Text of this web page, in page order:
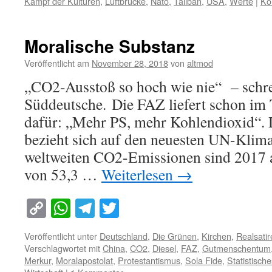
Moralische Substanz
Veröffentlicht am November 28, 2018von altmod
„CO2-Ausstoß so hoch wie nie“ –
Süddeutsche. Die FAZ liefert schon
dafür: „Mehr PS, mehr Kohlendioxid“.
bezieht sich auf den neuesten UN-
weltweiten CO2-Emissionen sind 2017
von 53,3 … Weiterlesen →
Copy
Link
WhatsApp
Telegram
Veröffentlicht unter Deutschland, Die Grünen, Kirchen,
Verschlagwortet mitChina, CO2, Diesel, FAZ, Gutmenschentum
Merkur, Moralapostolat, Protestantismus, Sola Fide,